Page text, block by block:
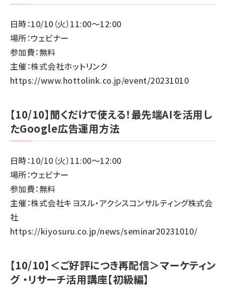
日時：10/10（火）11:00～12:00
場所：ウェビナー
参加費：無料
主催：株式会社ホットリンク
https://www.hottolink.co.jp/event/20231010
【10/10】聞くだけで使える！最先端AIを活用し
たGoogle広告運用方法
日時：10/10（火）11:00～12:00
場所：ウェビナー
参加費：無料
主催：株式会社キヨスル・アクシスコンサルティング株式会
社
https://kiyosuru.co.jp/news/seminar20231010/
【10/10】＜ご好評につき再配信＞マーケティン
グ ・リサーチ活用講座【初級編】